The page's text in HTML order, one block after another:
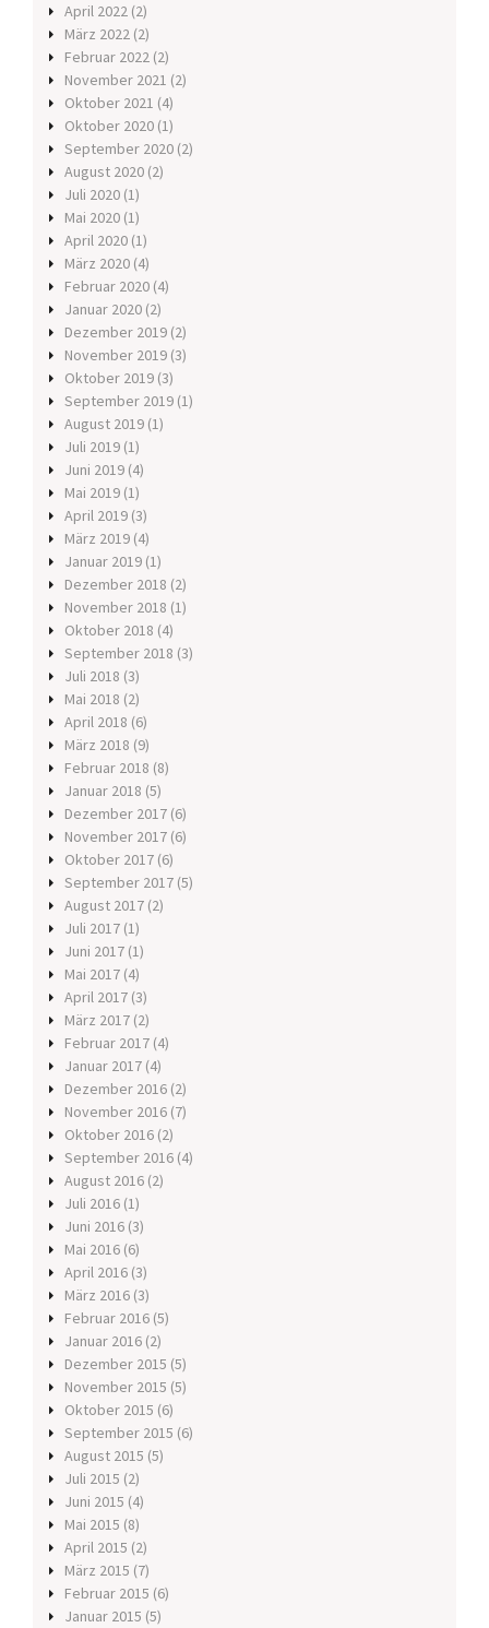
April 2022 (2)
März 2022 (2)
Februar 2022 (2)
November 2021 (2)
Oktober 2021 (4)
Oktober 2020 (1)
September 2020 (2)
August 2020 (2)
Juli 2020 (1)
Mai 2020 (1)
April 2020 (1)
März 2020 (4)
Februar 2020 (4)
Januar 2020 (2)
Dezember 2019 (2)
November 2019 (3)
Oktober 2019 (3)
September 2019 (1)
August 2019 (1)
Juli 2019 (1)
Juni 2019 (4)
Mai 2019 (1)
April 2019 (3)
März 2019 (4)
Januar 2019 (1)
Dezember 2018 (2)
November 2018 (1)
Oktober 2018 (4)
September 2018 (3)
Juli 2018 (3)
Mai 2018 (2)
April 2018 (6)
März 2018 (9)
Februar 2018 (8)
Januar 2018 (5)
Dezember 2017 (6)
November 2017 (6)
Oktober 2017 (6)
September 2017 (5)
August 2017 (2)
Juli 2017 (1)
Juni 2017 (1)
Mai 2017 (4)
April 2017 (3)
März 2017 (2)
Februar 2017 (4)
Januar 2017 (4)
Dezember 2016 (2)
November 2016 (7)
Oktober 2016 (2)
September 2016 (4)
August 2016 (2)
Juli 2016 (1)
Juni 2016 (3)
Mai 2016 (6)
April 2016 (3)
März 2016 (3)
Februar 2016 (5)
Januar 2016 (2)
Dezember 2015 (5)
November 2015 (5)
Oktober 2015 (6)
September 2015 (6)
August 2015 (5)
Juli 2015 (2)
Juni 2015 (4)
Mai 2015 (8)
April 2015 (2)
März 2015 (7)
Februar 2015 (6)
Januar 2015 (5)